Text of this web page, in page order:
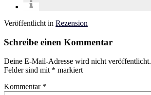
Veröffentlicht in Rezension
Schreibe einen Kommentar
Deine E-Mail-Adresse wird nicht veröffentlicht.
Felder sind mit * markiert
Kommentar *